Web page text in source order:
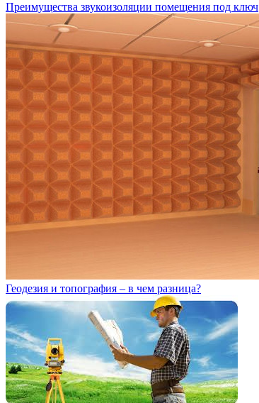
Преимущества звукоизоляции помещения под ключ
Геодезия и топография – в чем разница?